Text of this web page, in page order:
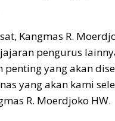
Kangmas R.
pengurus
yang akan
yang akan kami
R. Moerdjoko HW.